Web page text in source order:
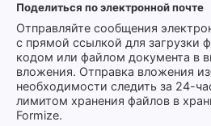
Поделиться по электронной почте
Отправляйте сообщения
с прямой ссылкой для загрузки
кодом или файлом документа в
вложения. Отправка вложения
необходимости следить за 24-
лимитом хранения файлов в
Formize.